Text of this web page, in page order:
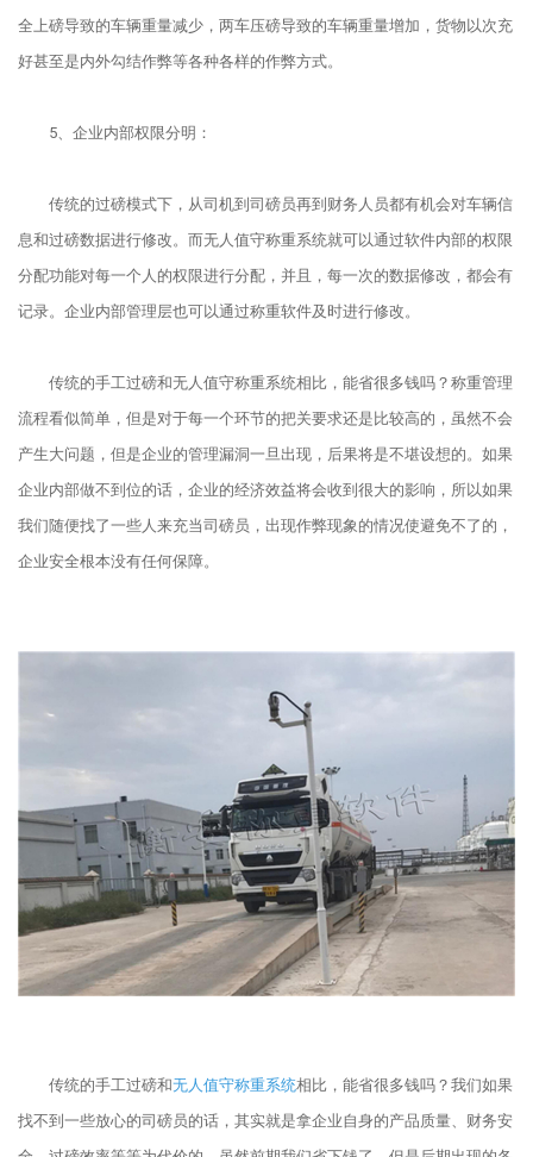
全上磅导致的车辆重量减少，两车压磅导致的车辆重量增加，货物以次充
好甚至是内外勾结作弊等各种各样的作弊方式。
5、企业内部权限分明：
传统的过磅模式下，从司机到司磅员再到财务人员都有机会对车辆信
息和过磅数据进行修改。而无人值守称重系统就可以通过软件内部的权限
分配功能对每一个人的权限进行分配，并且，每一次的数据修改，都会有
记录。企业内部管理层也可以通过称重软件及时进行修改。
传统的手工过磅和无人值守称重系统相比，能省很多钱吗？称重管理
流程看似简单，但是对于每一个环节的把关要求还是比较高的，虽然不会
产生大问题，但是企业的管理漏洞一旦出现，后果将是不堪设想的。如果
企业内部做不到位的话，企业的经济效益将会收到很大的影响，所以如果
我们随便找了一些人来充当司磅员，出现作弊现象的情况使避免不了的，
企业安全根本没有任何保障。
传统的手工过磅和无人值守称重系统相比，能省很多钱吗？我们如果
找不到一些放心的司磅员的话，其实就是拿企业自身的产品质量、财务安